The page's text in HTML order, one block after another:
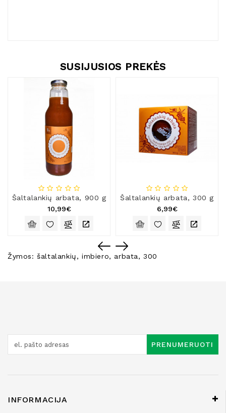
SUSIJUSIOS PREKĖS
Šaltalankių arbata, 900 g
10,99€
Šaltalankių arbata, 300 g
6,99€
Žymos:šaltalankių,imbiero, arbata,300
PRENUMERUOTI
INFORMACIJA